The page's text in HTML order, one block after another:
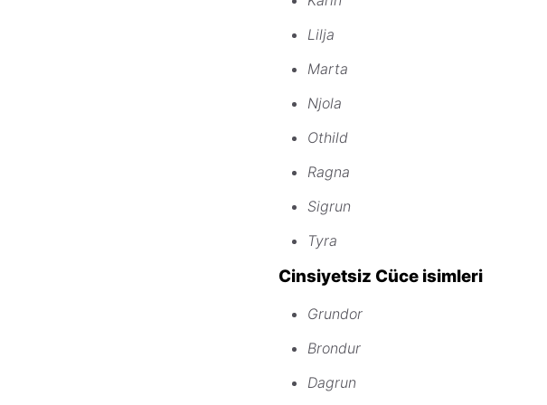
Lilja
Marta
Njola
Othild
Ragna
Sigrun
Tyra
Cinsiyetsiz Cüce isimleri
Grundor
Brondur
Dagrun